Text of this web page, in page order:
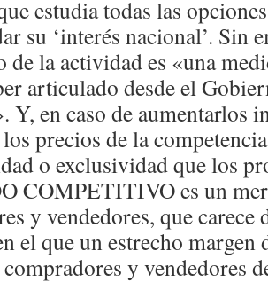
estudia todas las
su ‘interés nacional’. Sin
de la actividad es «una
articulado desde el
Y, en caso de aumentarlos
precios de la
o exclusividad que los
COMPETITIVO es un
y vendedores, que carece
el que un estrecho margen
y vendedores